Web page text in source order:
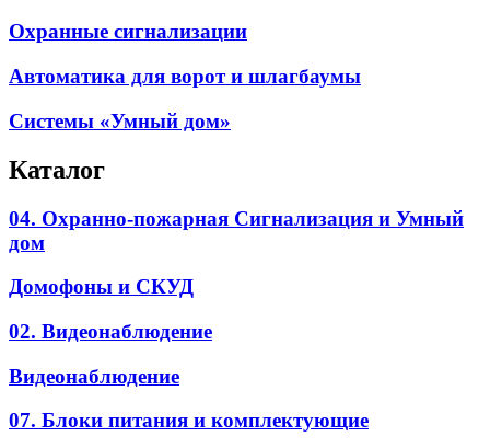
Охранные сигнализации
Автоматика для ворот и шлагбаумы
Системы «Умный дом»
Каталог
04. Охранно-пожарная Сигнализация и Умный
дом
Домофоны и СКУД
02. Видеонаблюдение
Видеонаблюдение
07. Блоки питания и комплектующие